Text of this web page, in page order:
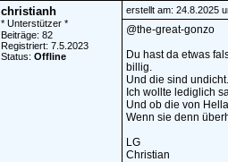
christianh
* Unterstützer *
Beiträge: 82
Registriert: 7.5.2023
Status: Offline
erstellt am: 24.8.2025
@the-great-gonzo
Du hast da etwas
billig.
Und die sind
Ich wollte lediglich
Und ob die von
Wenn sie denn
LG
Christian